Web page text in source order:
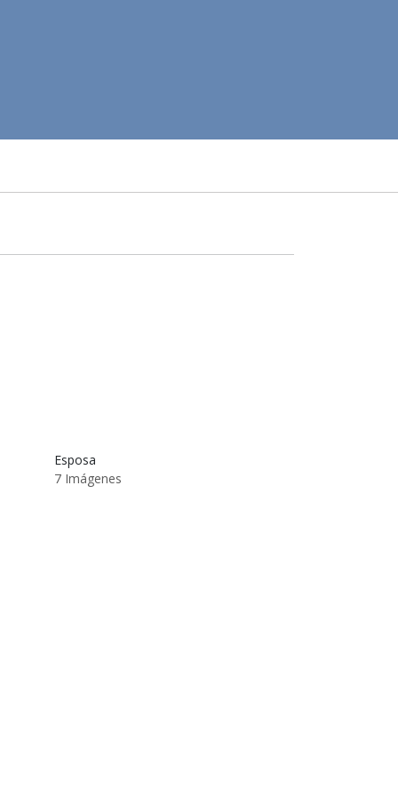
Esposa
7 Imágenes